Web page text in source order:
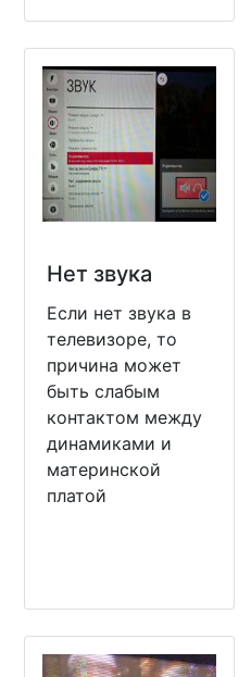
Нет звука
Если нет звука в
телевизоре, то
причина может
быть слабым
контактом между
динамиками и
материнской
платой